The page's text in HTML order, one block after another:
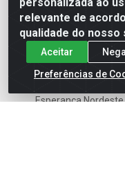
relevante de
qualidade do nosso
Aceitar
Preferências de
Baixe já
Esperança